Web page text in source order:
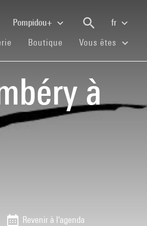
Pompidou+
fr
(current)
Boutique (current)
Vous êtes
à
Revenir à l'agenda